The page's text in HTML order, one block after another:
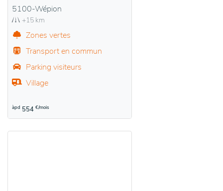
5100-Wépion
+15 km
Zones vertes
Transport en commun
Parking visiteurs
Village
àpd 554 €/mois